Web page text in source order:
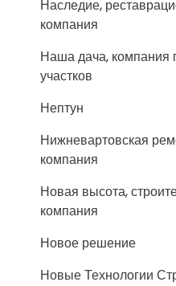
Наследие,
компания
Наша дача, компания
участков
Нептун
Нижневартовская
компания
Новая высота,
компания
Новое решение
Новые Технологии